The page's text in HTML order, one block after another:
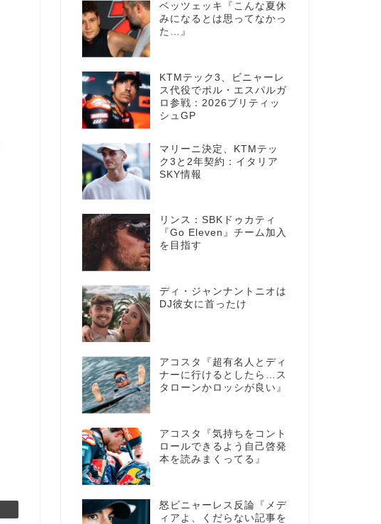
ベッツェッキ『こんな夏休
みになるとは思ってなかっ
た…』
KTMテック3、ビニャーレ
ス代役でポル・エスパルガ
ロ参戦：2026ブリティッ
シュGP
マリーニ決定、KTMテッ
ク3と2年契約：イタリア
SKY情報
リンス：SBKドゥカティ
『Go Eleven』チーム加入
を目指す
ディ・ジャンナントニオは
DJ彼女に首ったけ
アコスタ『超有名人とディ
ナーに行けるとしたら…ス
タローンかロッシが良い』
アコスタ『気持ちをコント
ロールできるよう自己啓発
本を読みまくってる』
怒ビニャーレス反論『メデ
ィアよ、くだらない記事を